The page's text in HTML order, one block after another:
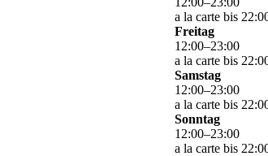
a la carte bis
Freitag
12:00–23:00
a la carte bis
Samstag
12:00–23:00
a la carte bis
Sonntag
12:00–23:00
a la carte bis